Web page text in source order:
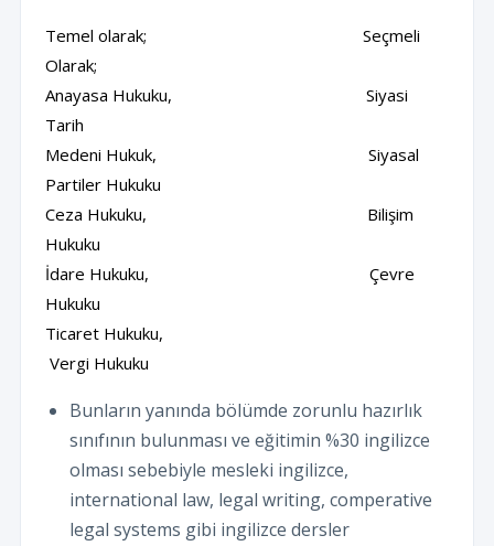
Temel olarak; Seçmeli
Olarak;
Anayasa Hukuku, Siyasi
Tarih
Medeni Hukuk, Siyasal
Partiler Hukuku
Ceza Hukuku, Bilişim
Hukuku
İdare Hukuku, Çevre
Hukuku
Ticaret Hukuku,
Vergi Hukuku
Bunların yanında bölümde zorunlu hazırlık
sınıfının bulunması ve eğitimin %30 ingilizce
olması sebebiyle mesleki ingilizce,
international law, legal writing, comperative
legal systems gibi ingilizce dersler